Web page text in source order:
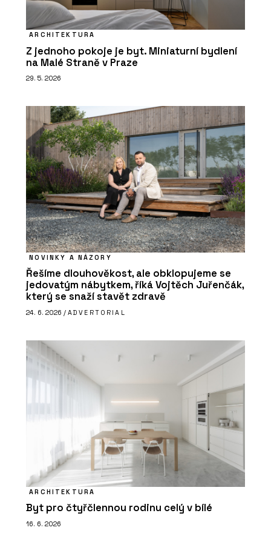
ARCHITEKTURA
Z jednoho pokoje je byt. Miniaturní bydlení
na Malé Straně v Praze
29. 5. 2026
NOVINKY A NÁZORY
Řešíme dlouhověkost, ale obklopujeme se
jedovatým nábytkem, říká Vojtěch Juřenčák,
který se snaží stavět zdravě
24. 6. 2026 / ADVERTORIAL
ARCHITEKTURA
Byt pro čtyřčlennou rodinu celý v bílé
16. 6. 2026